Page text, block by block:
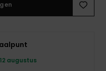
12 augustus